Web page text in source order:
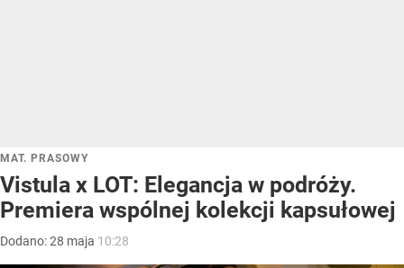
MAT. PRASOWY
Vistula x LOT: Elegancja w podróży.
Premiera wspólnej kolekcji kapsułowej
Dodano:28 maja 10:28